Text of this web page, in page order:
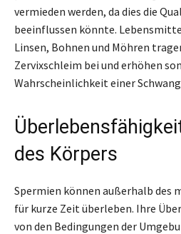
vermieden werden, da dies die
beeinflussen könnte.
Linsen, Bohnen und Möhren
Zervixschleim bei und erhöhen
Wahrscheinlichkeit einer
des Körpers
Spermien können außerhalb des
für kurze Zeit überleben. Ihre
von den Bedingungen der